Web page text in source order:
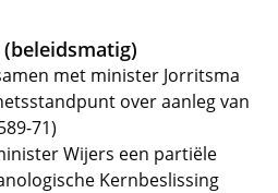
met minister Jorritsma
over aanleg van
71)
Wijers een partiële
Kernbeslissing